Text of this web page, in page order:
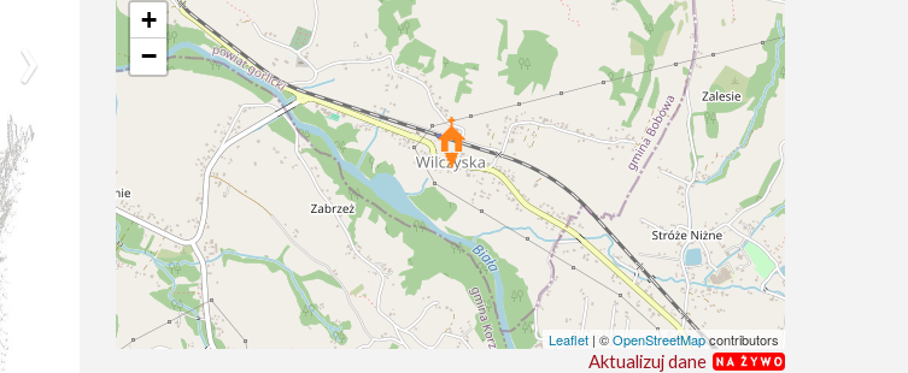
›
+
−
Leaflet | ©OpenStreetMapcontributors
Aktualizuj dane